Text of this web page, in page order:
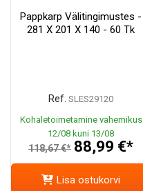
Pappkarp Välitingimustes -
281 X 201 X 140 - 60 Tk
Ref. SLES29120
Kohaletoimetamine vahemikus
12/08 kuni 13/08
118,67 €* 88,99 €*
Lisa ostukorvi